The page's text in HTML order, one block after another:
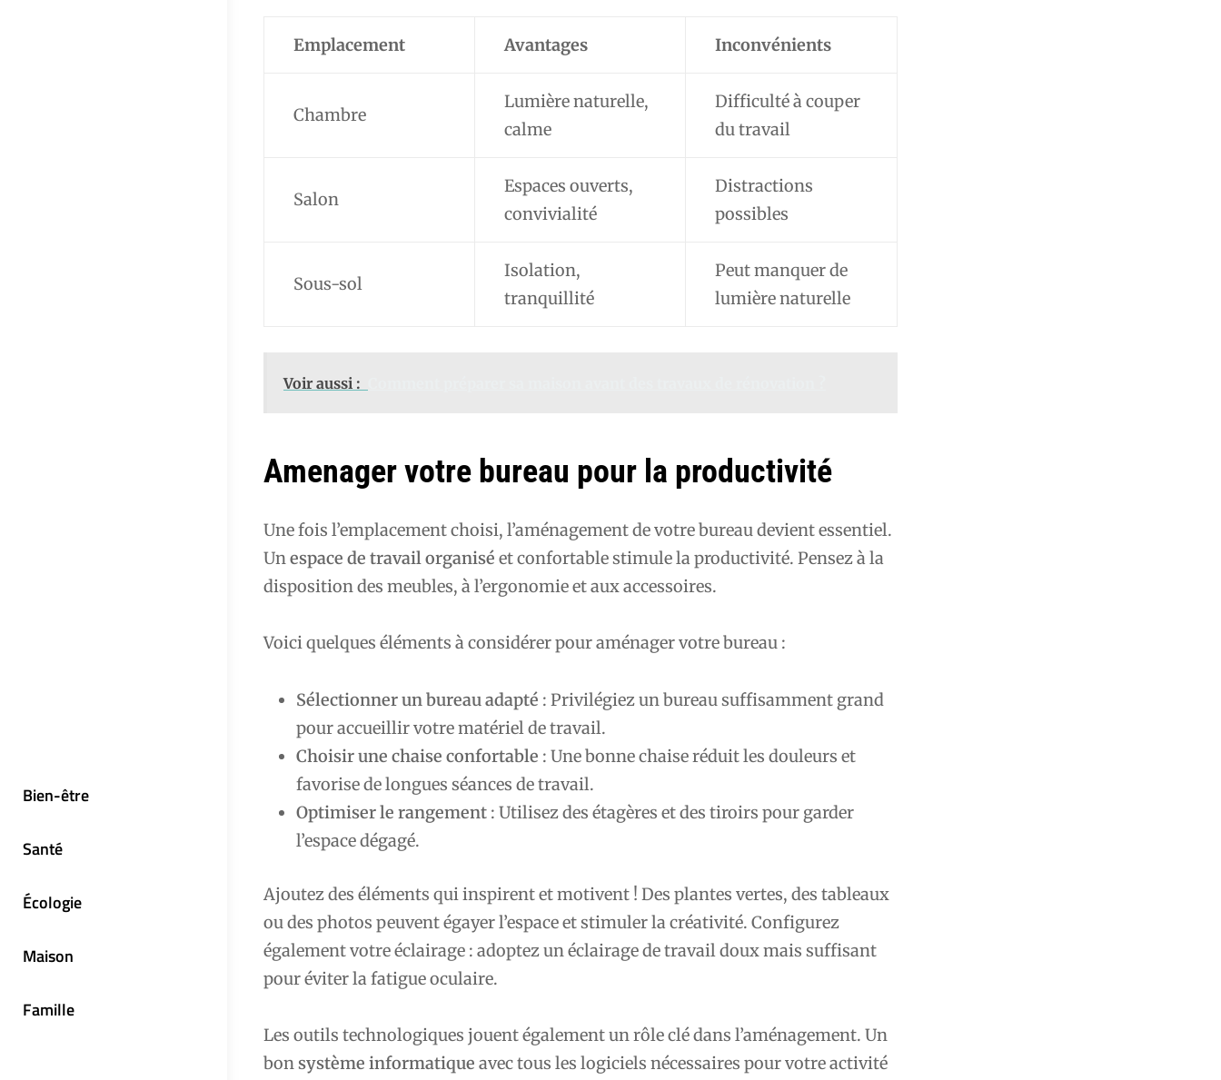
Bien-être
Santé
Écologie
Maison
Famille
Emplacement Avantages Inconvénients
Chambre
Lumière naturelle,
calme
Difficulté à couper
du travail
Salon
Espaces ouverts,
convivialité
Distractions
possibles
Sous-sol
Isolation,
tranquillité
Peut manquer de
lumière naturelle
Voir aussi :
Amenager votre bureau pour la productivité
Une fois l’emplacement choisi, l’aménagement de votre bureau devient essentiel.
Unespace de travail organisé et confortable stimule la productivité. Pensez à la
disposition des meubles, à l’ergonomie et aux accessoires.
Voici quelques éléments à considérer pour aménager votre bureau :
Sélectionner un bureau adapté : Privilégiez un bureau suffisamment grand
pour accueillir votre matériel de travail.
Choisir une chaise confortable : Une bonne chaise réduit les douleurs et
favorise de longues séances de travail.
Optimiser le rangement : Utilisez des étagères et des tiroirs pour garder
l’espace dégagé.
Ajoutez des éléments qui inspirent et motivent ! Des plantes vertes, des tableaux
ou des photos peuvent égayer l’espace et stimuler la créativité. Configurez
également votre éclairage : adoptez un éclairage de travail doux mais suffisant
pour éviter la fatigue oculaire.
Les outils technologiques jouent également un rôle clé dans l’aménagement. Un
bonsystème informatique avec tous les logiciels nécessaires pour votre activité